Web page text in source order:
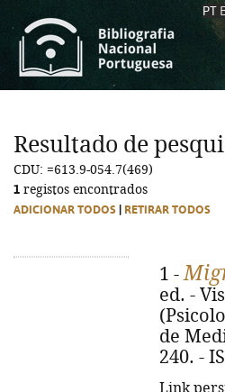
PT
Resultado de
CDU: =613.9-054.7(469)
1 registos encontrados
ADICIONAR TODOS RETIRAR TODOS
1 -
ed. -
de
240. -
Link